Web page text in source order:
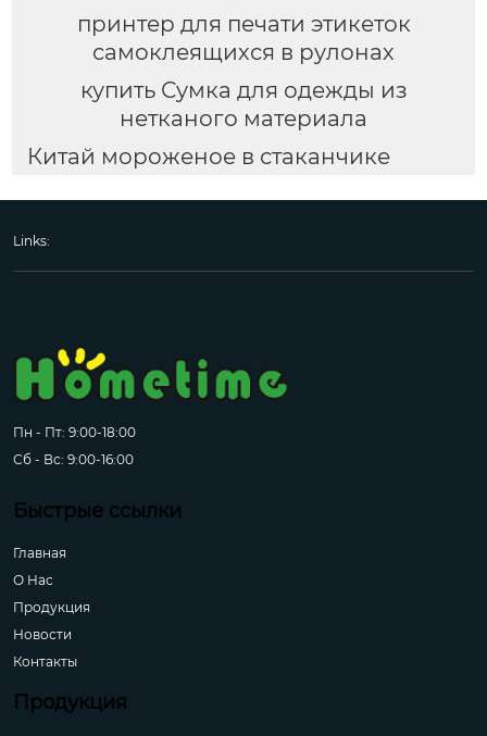
принтер для печати этикеток
самоклеящихся в рулонах
купить Сумка для одежды из
нетканого материала
Китай мороженое в стаканчике
Links:
Пн - Пт: 9:00-18:00
Сб - Вс: 9:00-16:00
Быстрые ссылки
Главная
О Hас
Продукция
Новости
Контакты
Продукция